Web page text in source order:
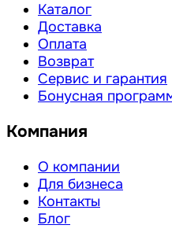
Каталог
Доставка
Оплата
Возврат
Сервис и гарантия
Бонусная
Компания
О компании
Для бизнеса
Контакты
Блог